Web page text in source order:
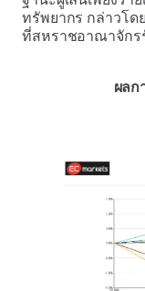
ทรัพยากร กล่าวโด
ที่สหราชอาณาจักร
ผลก